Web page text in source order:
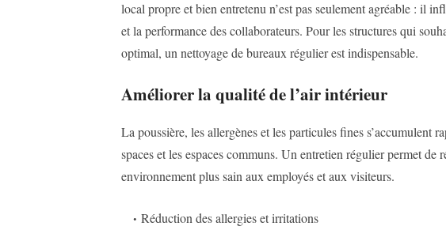
local propre et bien entretenu n’est pas seulement agréable : il
et la performance des collaborateurs. Pour les structures qui
optimal, un nettoyage de bureaux régulier est indispensable.
Améliorer la qualité de l’air intérieur
La poussière, les allergènes et les particules fines s’accumulent
spaces et les espaces communs. Un entretien régulier permet de
environnement plus sain aux employés et aux visiteurs.
Réduction des allergies et irritations